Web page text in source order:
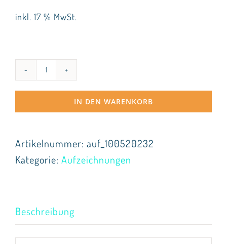
inkl. 17 % MwSt.
Seniorenhunde
Menge
IN DEN WARENKORB
Artikelnummer: auf_100520232
Kategorie: Aufzeichnungen
Beschreibung